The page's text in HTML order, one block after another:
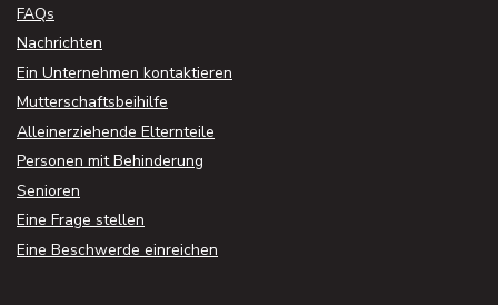
FAQs
Nachrichten
Ein Unternehmen kontaktieren
Mutterschaftsbeihilfe
Alleinerziehende Elternteile
Personen mit Behinderung
Senioren
Eine Frage stellen
Eine Beschwerde einreichen